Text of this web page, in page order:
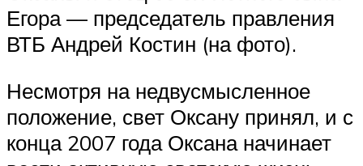
Егора — председатель правления
ВТБ Андрей Костин (на фото).
Несмотря на недвусмысленное
положение, свет Оксану принял, и с
конца 2007 года Оксана начинает